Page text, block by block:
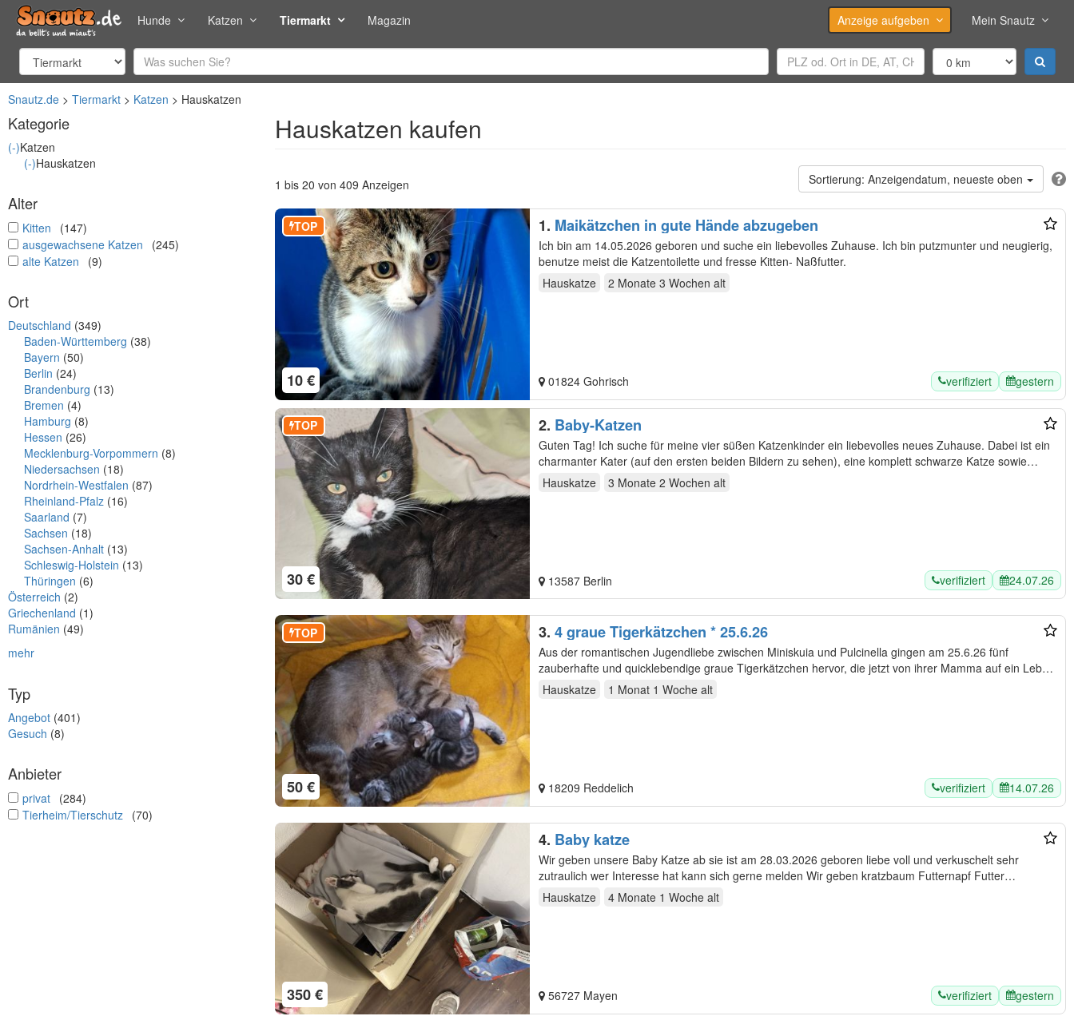
Hunde Katzen Tiermarkt Magazin Anzeige aufgeben Mein Snautz
Snautz.de Tiermarkt Katzen Hauskatzen
Kategorie
(-)Katzen
(-)Hauskatzen
Alter
undefined
Kitten
(147)
undefined
ausgewachsene Katzen
(245)
undefined
alte Katzen (9)
Ort
Deutschland (349)
Baden-Württemberg (38)
Bayern (50)
Berlin (24)
Brandenburg (13)
Bremen (4)
Hamburg (8)
Hessen (26)
Mecklenburg-Vorpommern (8)
Niedersachsen (18)
Nordrhein-Westfalen (87)
Rheinland-Pfalz (16)
Saarland (7)
Sachsen (18)
Sachsen-Anhalt (13)
Schleswig-Holstein (13)
Thüringen (6)
Österreich (2)
Griechenland (1)
Rumänien (49)
mehr
Typ
Angebot (401)
Gesuch (8)
Anbieter
undefined
privat (284)
undefined
Tierheim/Tierschutz (70)
Hauskatzen kaufen
Anzeigendatum, neueste oben
1 bis 20 von 409 Anzeigen
1. Maikätzchen in gute Hände abzugeben
10 €
TOP
Ich bin am 14.05.2026 geboren und suche ein liebevolles Zuhause. Ich bin putzmunter und neugierig,
benutze meist die Katzentoilette und fresse Kitten- Naßfutter.
Hauskatze
2 Monate 3 Wochen alt
01824 Gohrisch verifiziert gestern
2. Baby-Katzen
30 €
TOP
Guten Tag! Ich suche für meine vier süßen Katzenkinder ein liebevolles neues Zuhause. Dabei ist ein
charmanter Kater (auf den ersten beiden Bildern zu sehen), eine komplett schwarze Katze sowie
drei…
Hauskatze 3 Monate 2 Wochen alt
13587 Berlin verifiziert 24.07.26
3. 4 graue Tigerkätzchen * 25.6.26
50 €
TOP
Aus der romantischen Jugendliebe zwischen Miniskuia und Pulcinella gingen am 25.6.26 fünf
zauberhafte und quicklebendige graue Tigerkätzchen hervor, die jetzt von ihrer Mamma auf ein Leben
mit…
Hauskatze 1 Monat 1 Woche alt
18209 Reddelich verifiziert 14.07.26
4. Baby katze
350 €
Wir geben unsere Baby Katze ab sie ist am 28.03.2026 geboren liebe voll und verkuschelt sehr
zutraulich wer Interesse hat kann sich gerne melden Wir geben kratzbaum Futternapf Futter
Katzenstreu…
Hauskatze 4 Monate 1 Woche alt
56727 Mayen verifiziert gestern